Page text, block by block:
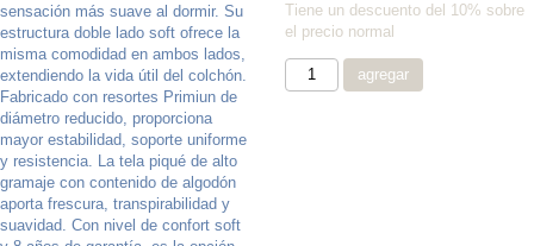
sensación más suave al dormir. Su
estructura doble lado soft ofrece la
misma comodidad en ambos lados,
extendiendo la vida útil del colchón.
Fabricado con resortes Primiun de
diámetro reducido, proporciona
mayor estabilidad, soporte uniforme
y resistencia. La tela piqué de alto
gramaje con contenido de algodón
aporta frescura, transpirabilidad y
suavidad. Con nivel de confort soft
Tiene un descuento del 10% sobre
el precio normal